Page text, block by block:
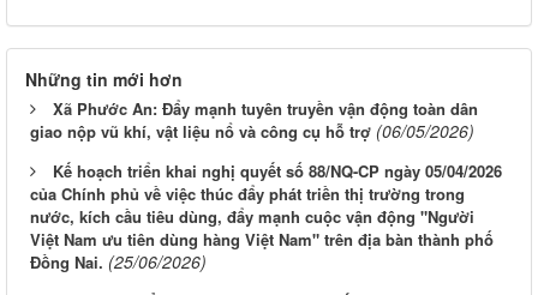
Những tin mới hơn
Xã Phước An: Đẩy mạnh tuyên truyền vận động toàn dân
giao nộp vũ khí, vật liệu nổ và công cụ hỗ trợ (06/05/2026)
Kế hoạch triển khai nghị quyết số 88/NQ-CP ngày 05/04/2026
của Chính phủ về việc thúc đẩy phát triền thị trường trong
nước, kích cầu tiêu dùng, đẩy mạnh cuộc vận động "Người
Việt Nam ưu tiên dùng hàng Việt Nam" trên địa bàn thành phố
Đồng Nai. (25/06/2026)